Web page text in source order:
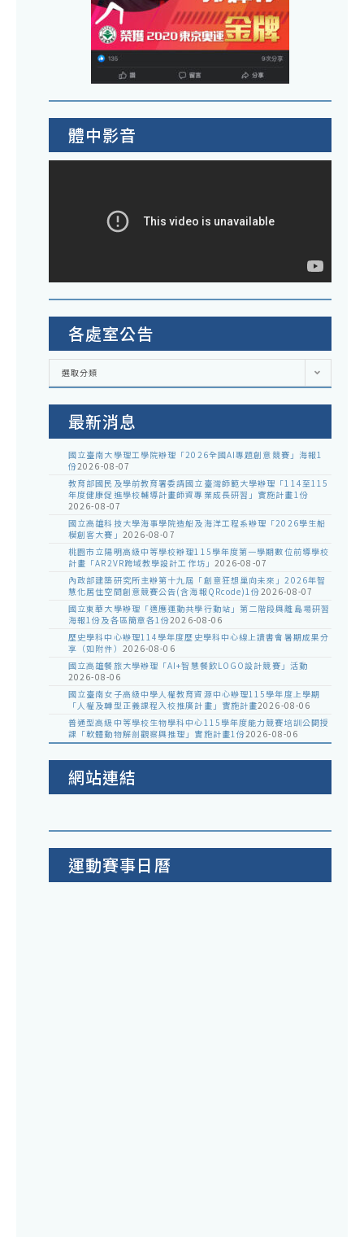
體中影音
各處室公告
各
室
選取分類
最新消息
國立臺南大學理工學院辦理「2026全國AI專題創意競賽」海報1
份2026-08-07
教育部國民及學前教育署委請國立臺灣師範大學辦理「114至115
年度健康促進學校輔導計畫師資專業成長研習」實施計畫1份
2026-08-07
國立高雄科技大學海事學院造船及海洋工程系辦理「2026學生船
模創客大賽」 2026-08-07
桃園市立陽明高級中等學校辦理115學年度第一學期數位前導學校
計畫「AR2VR跨域教學設計工作坊」 2026-08-07
內政部建築研究所主辦第十九屆「創意狂想巢向未來」2026年智
慧化居住空間創意競賽公告(含海報QRcode)1份2026-08-07
國立東華大學辦理「適應運動共學行動站」第二階段與離島場研習
海報1份及各區簡章各1份2026-08-06
歷史學科中心辦理114學年度歷史學科中心線上讀書會暑期成果分
享（如附件） 2026-08-06
國立高雄餐旅大學辦理「AI+智慧餐飲LOGO設計競賽」活動
2026-08-06
國立臺南女子高級中學人權教育資源中心辦理115學年度上學期
「人權及轉型正義課程入校推廣計畫」實施計畫2026-08-06
普通型高級中等學校生物學科中心115學年度能力競賽培訓公開授
課「軟體動物解剖觀察與推理」實施計畫1份2026-08-06
網站連結
運動賽事日曆